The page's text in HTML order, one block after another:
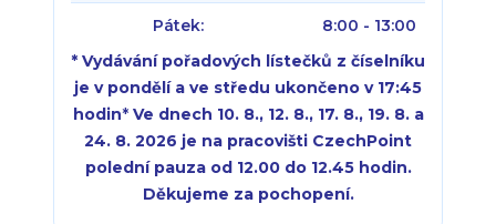
Pátek:
8:00 - 13:00
* Vydávání pořadových lístečků z číselníku
je v pondělí a ve středu ukončeno v 17:45
hodin* Ve dnech 10. 8., 12. 8., 17. 8., 19. 8. a
24. 8. 2026 je na pracovišti CzechPoint
polední pauza od 12.00 do 12.45 hodin.
Děkujeme za pochopení.